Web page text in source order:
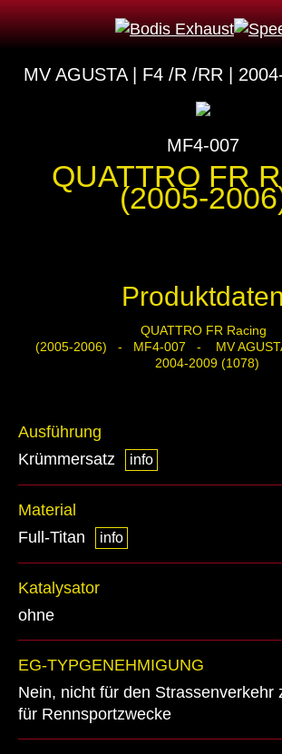
MV AGUSTA | F4 /R /RR |
MF4-007
QUATTRO FR
(2005-
Produktdaten
QUATTRO FR Racing
(2005-2006) - MF4-007 - MV
2004-2009 (1078)
Ausführung
Krümmersatz
info
Material
Full-Titan
info
Katalysator
ohne
EG-TYPGENEHMIGUNG
Nein, nicht für den Strassenverkehr
für Rennsportzwecke